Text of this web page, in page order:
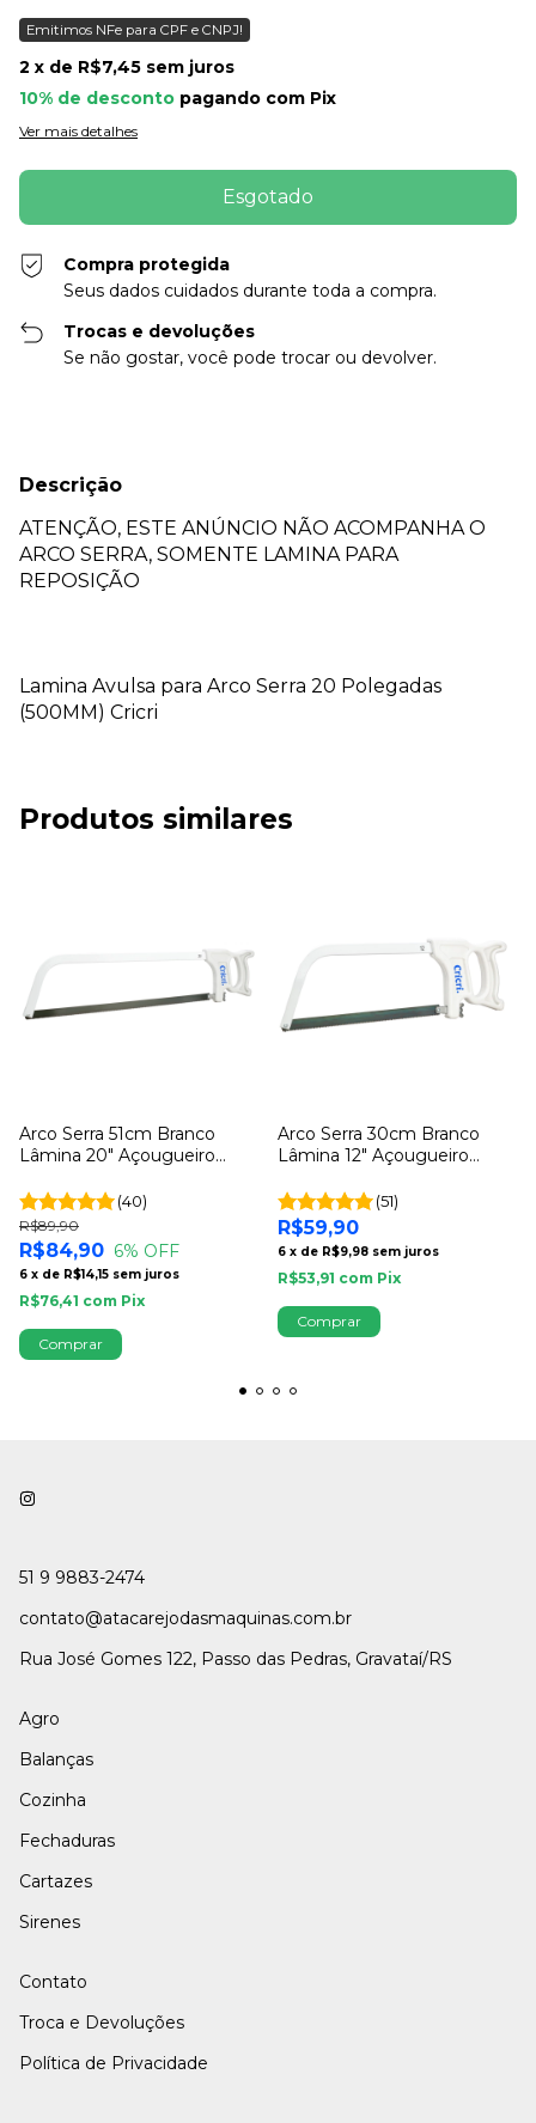
Emitimos NFe para CPF e CNPJ!
2 x de R$7,45 sem juros
10% de desconto pagando com Pix
Ver mais detalhes
Compra protegida
Seus dados cuidados durante toda a compra.
Trocas e devoluções
Se não gostar, você pode trocar ou devolver.
Descrição
ATENÇÃO, ESTE ANÚNCIO NÃO ACOMPANHA O
ARCO SERRA, SOMENTE LAMINA PARA
REPOSIÇÃO
Lamina Avulsa para Arco Serra 20 Polegadas
(500MM) Cricri
Produtos similares
Arco Serra 51cm Branco
Lâmina 20" Açougueiro
(40)
R$84,90
R$89,90
6% OFF
6 x de R$14,15 sem juros
R$76,41 com Pix
Arco Serra 30cm Branco
Lâmina 12" Açougueiro
(51)
R$59,90
6 x de R$9,98 sem juros
R$53,91 com Pix
51 9 9883-2474
contato@atacarejodasmaquinas.com.br
Rua José Gomes 122, Passo das Pedras, Gravataí/RS
Agro
Balanças
Cozinha
Fechaduras
Cartazes
Sirenes
Contato
Troca e Devoluções
Política de Privacidade